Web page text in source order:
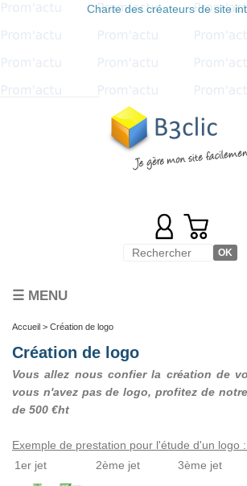
Charte des créateurs de site
☰ MENU
Accueil > Création de logo
Création de logo
Vous allez nous confier la création de
vous n'avez pas de logo, profitez de
de 500 €ht
Exemple de prestation pour l'étude d'un logo
1er jet
2ème jet 3ème jet